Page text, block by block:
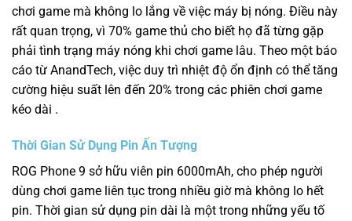
chơi game mà không lo lắng về việc máy bị nóng. Điều này
rất quan trọng, vì 70% game thủ cho biết họ đã từng gặp
phải tình trạng máy nóng khi chơi game lâu. Theo một báo
cáo từ AnandTech, việc duy trì nhiệt độ ổn định có thể tăng
cường hiệu suất lên đến 20% trong các phiên chơi game
kéo dài .
Thời Gian Sử Dụng Pin Ấn Tượng
ROG Phone 9 sở hữu viên pin 6000mAh, cho phép người
dùng chơi game liên tục trong nhiều giờ mà không lo hết
pin. Thời gian sử dụng pin dài là một trong những yếu tố